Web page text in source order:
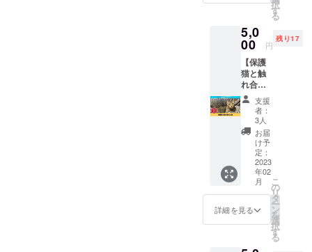
目の前の1匹
の猫を助け
ている間に
たくさんの
猫が殺され
ています。
だから私た
ちの活動を
もっと多く
の方に知っ
ていただく
必要があり
ます。
なれる
す。 保
護猫
コー
ナーの
パネル
にあな
たのお
名前を
個人ス
ポン
サーと
して掲
載いた
しま
す。 ■
詳細 ・
パネル
㎝×30㎝
択
す
る
5,0
00 円
残り17
【保護
猫と触
れ合え
る権】
『一般
社団法
人いの
ちのこ
え』が
保護し
ている
保護猫
と30分
触れ合
える権
利で
支援
者：
3人
お届
け予
定：
2023
年02
月
詳細を見る
こ
の
リ
タ
ー
ン
を
選
択
す
る